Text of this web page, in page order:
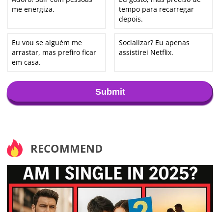
me energiza.
tempo para recarregar
depois.
Eu vou se alguém me
arrastar, mas prefiro ficar
em casa.
Socializar? Eu apenas
assistirei Netflix.
Submit
RECOMMEND